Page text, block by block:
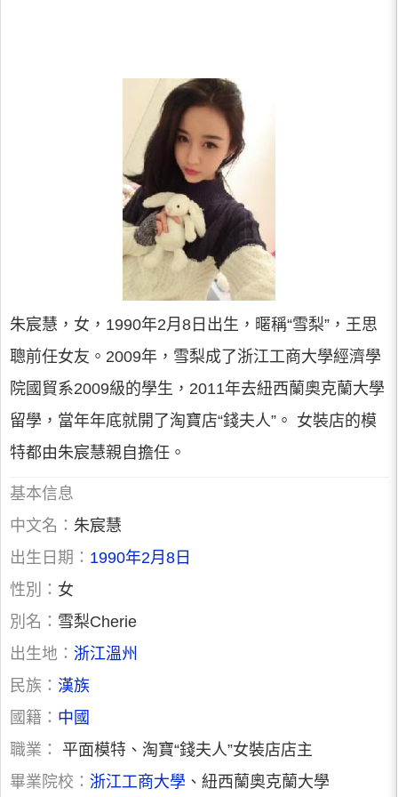
朱宸慧，女，1990年2月8日出生，暱稱“雪梨”，王思
聰前任女友。2009年，雪梨成了浙江工商大學經濟學
院國貿系2009級的學生，2011年去紐西蘭奧克蘭大學
留學，當年年底就開了淘寶店“錢夫人”。 女裝店的模
特都由朱宸慧親自擔任。
基本信息
中文名： 朱宸慧
出生日期： 1990年2月8日
性別： 女
別名： 雪梨Cherie
出生地： 浙江溫州
民族： 漢族
國籍： 中國
職業：
平面模特、淘寶“錢夫人”女裝店店主
畢業院校： 浙江工商大學 、紐西蘭奧克蘭大學